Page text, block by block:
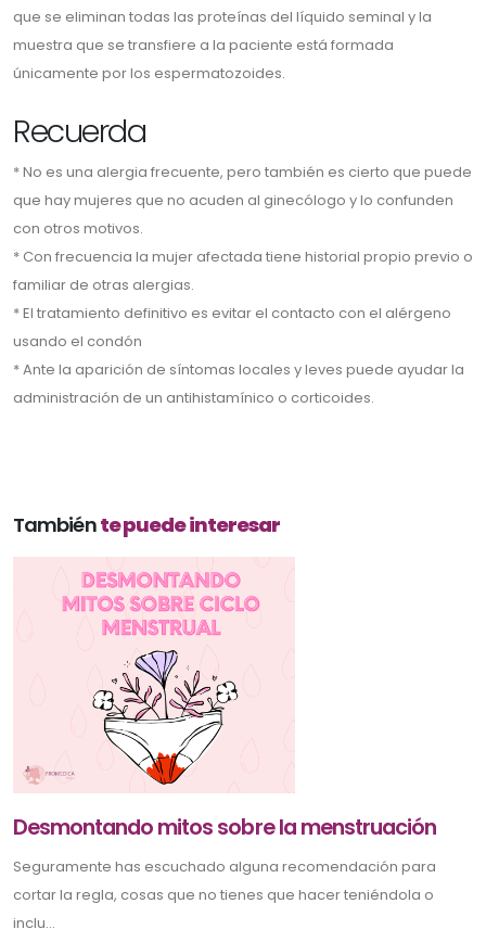
que se eliminan todas las proteínas del líquido seminal y la
muestra que se transfiere a la paciente está formada
únicamente por los espermatozoides.
Recuerda
* No es una alergia frecuente, pero también es cierto que puede
que hay mujeres que no acuden al ginecólogo y lo confunden
con otros motivos.
* Con frecuencia la mujer afectada tiene historial propio previo o
familiar de otras alergias.
* El tratamiento definitivo es evitar el contacto con el alérgeno
usando el condón
* Ante la aparición de síntomas locales y leves puede ayudar la
administración de un antihistamínico o corticoides.
Tambiénte puede interesar
Desmontando mitos sobre la menstruación
Seguramente has escuchado alguna recomendación para
cortar la regla, cosas que no tienes que hacer teniéndola o
inclu...